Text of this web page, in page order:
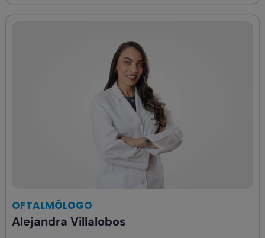
OFTALMÓLOGO
Alejandra Villalobos